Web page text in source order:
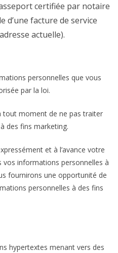
certifiée par notaire
d’une facture de service
actuelle).
personnelles que vous
par la loi.
tout moment de ne pas traiter
des fins marketing.
et à l’avance votre
informations personnelles à
fournirons une opportunité de
personnelles à des fins
hypertextes menant vers des